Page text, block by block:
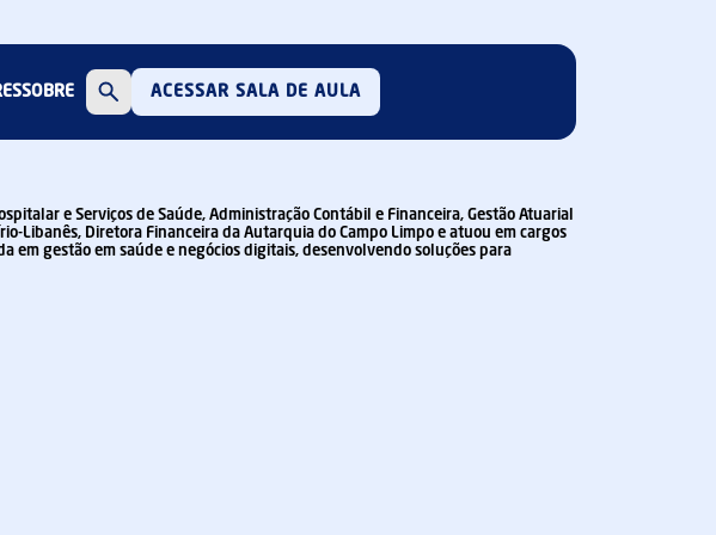
SOBRE ACESSAR SALA DE AULA
e Serviços de Saúde, Administração Contábil e Financeira, Gestão Atuarial
Libanês, Diretora Financeira da Autarquia do Campo Limpo e atuou em cargos
em gestão em saúde e negócios digitais, desenvolvendo soluções para